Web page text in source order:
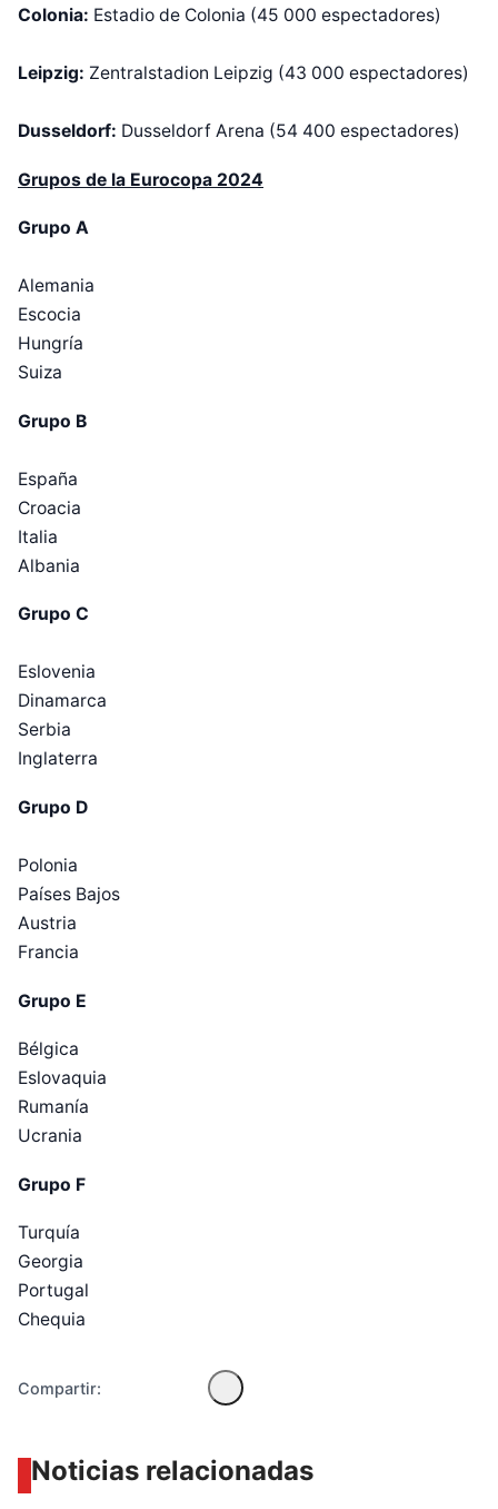
Colonia: Estadio de Colonia (45 000 espectadores)
​Leipzig: Zentralstadion Leipzig (43 000 espectadores)
Dusseldorf: Dusseldorf Arena (54 400 espectadores)
Grupos de la Eurocopa 2024
Grupo A
Alemania
Escocia
Hungría
Suiza
Grupo B
España
Croacia
Italia
Albania
Grupo C
Eslovenia
Dinamarca
Serbia
Inglaterra
Grupo D
Polonia
Países Bajos
Austria
Francia
Grupo E
Bélgica
Eslovaquia
Rumanía
Ucrania
Grupo F
Turquía
Georgia
Portugal
Chequia
Compartir:
Noticias relacionadas